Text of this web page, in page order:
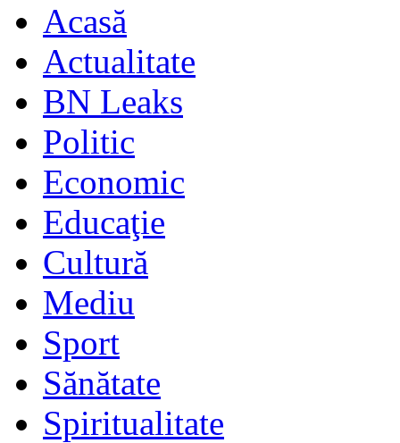
Acasă
Actualitate
BN Leaks
Politic
Economic
Educaţie
Cultură
Mediu
Sport
Sănătate
Spiritualitate